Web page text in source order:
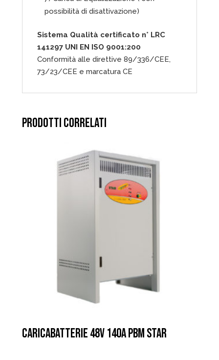
possibilità di disattivazione)
Sistema Qualità certificato n° LRC
141297 UNI EN ISO 9001:200
Conformità alle direttive 89/336/CEE,
73/23/CEE e marcatura CE
PRODOTTI CORRELATI
CARICABATTERIE 48V 140A PBM STAR